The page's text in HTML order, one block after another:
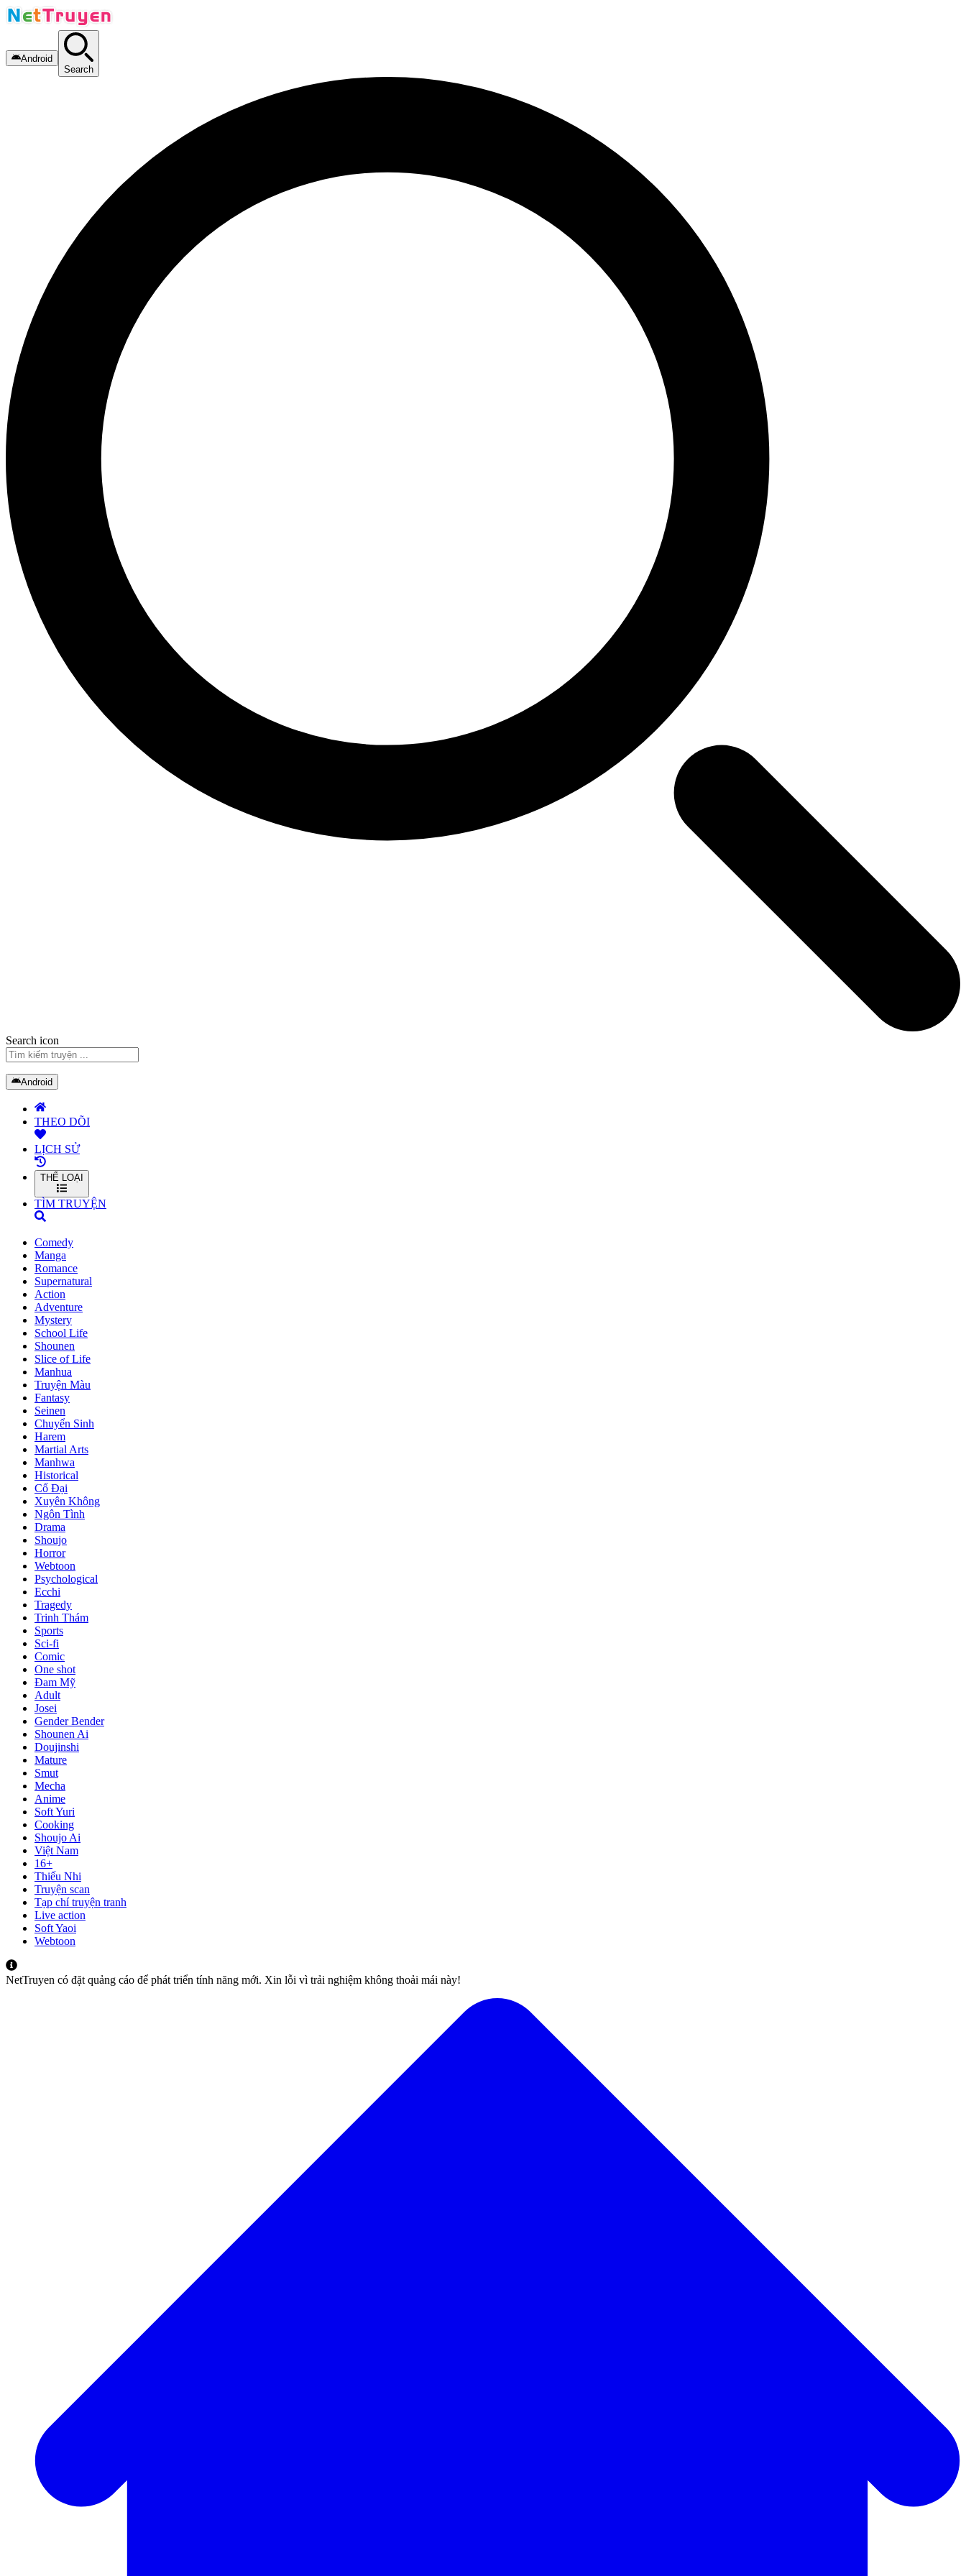
Android
Search
Search icon
Android
THEO DÕI
LỊCH SỬ
THỂ LOẠI
TÌM TRUYỆN
Comedy
Manga
Romance
Supernatural
Action
Adventure
Mystery
School Life
Shounen
Slice of Life
Manhua
Truyện Màu
Fantasy
Seinen
Chuyển Sinh
Harem
Martial Arts
Manhwa
Historical
Cổ Đại
Xuyên Không
Ngôn Tình
Drama
Shoujo
Horror
Webtoon
Psychological
Ecchi
Tragedy
Trinh Thám
Sports
Sci-fi
Comic
One shot
Đam Mỹ
Adult
Josei
Gender Bender
Shounen Ai
Doujinshi
Mature
Smut
Mecha
Anime
Soft Yuri
Cooking
Shoujo Ai
Việt Nam
16+
Thiếu Nhi
Truyện scan
Tạp chí truyện tranh
Live action
Soft Yaoi
Webtoon
NetTruyen có đặt quảng cáo để phát triển tính năng mới. Xin lỗi vì trải nghiệm không thoải mái này!